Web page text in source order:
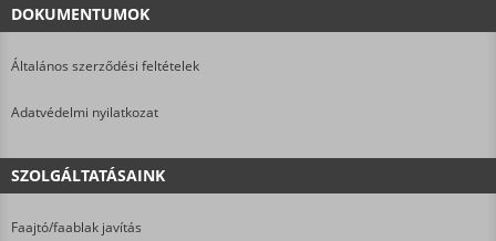
DOKUMENTUMOK
Általános szerződési feltételek
Adatvédelmi nyilatkozat
SZOLGÁLTATÁSAINK
Faajtó/faablak javítás